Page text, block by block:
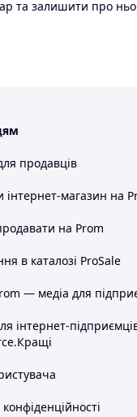
та залишити про
продавців
інтернет-магазин на
на Prom
в каталозі ProSale
— медіа для
інтернет-